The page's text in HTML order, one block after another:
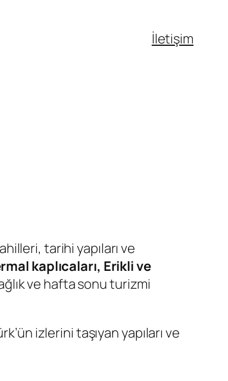
İletişim
tarihi yapıları ve
kaplıcaları, Erikli ve
ve hafta sonu turizmi
izlerini taşıyan yapıları ve